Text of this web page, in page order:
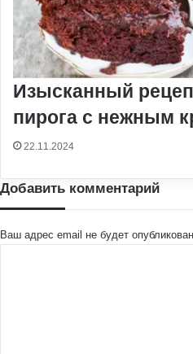
Изысканный
пирога с нежным
22.11.2024
Добавить комментарий
Ваш адрес email не будет